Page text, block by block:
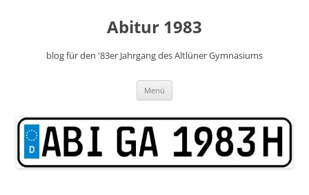
Abitur 1983
blog für den '83er Jahrgang des Altlüner Gymnasiums
Menü